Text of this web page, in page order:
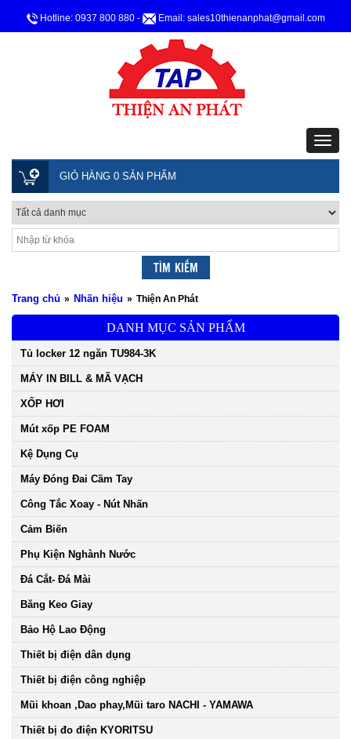
Hotline: 0937 800 880 - Email: sales10thienanphat@gmail.com
GIỎ HÀNG 0 SẢN PHẨM
Trang chủ » Nhãn hiệu » Thiện An Phát
DANH MỤC SẢN PHẨM
Tủ locker 12 ngăn TU984-3K
MÁY IN BILL & MÃ VẠCH
XỐP HƠI
Mút xốp PE FOAM
Kệ Dụng Cụ
Máy Đóng Đai Cầm Tay
Công Tắc Xoay - Nút Nhấn
Cảm Biến
Phụ Kiện Nghành Nước
Đá Cắt- Đá Mài
Băng Keo Giay
Bảo Hộ Lao Động
Thiết bị điện dân dụng
Thiết bị điện công nghiệp
Mũi khoan ,Dao phay,Mũi taro NACHI - YAMAWA
Thiết bị đo điện KYORITSU